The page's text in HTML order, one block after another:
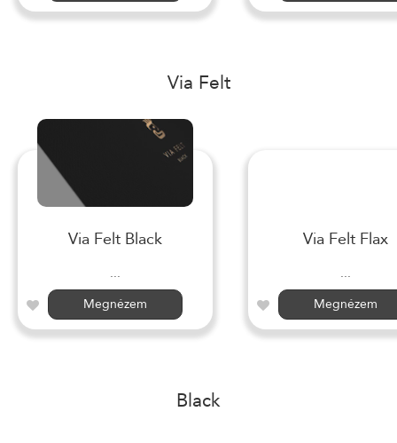
Via Felt
Via Felt Black
...
Megnézem
Via Felt Flax
...
Megnézem
Black